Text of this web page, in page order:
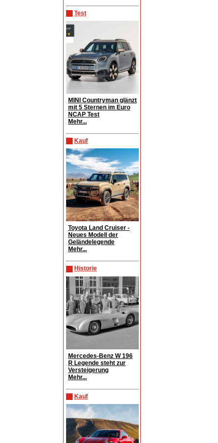
Test
MINI Countryman glänzt
mit 5 Sternen im Euro
NCAP Test
Mehr...
Kauf
Toyota Land Cruiser -
Neues Modell der
Geländelegende
Mehr...
Historie
Mercedes-Benz W 196
R Legende steht zur
Versteigerung
Mehr...
Kauf